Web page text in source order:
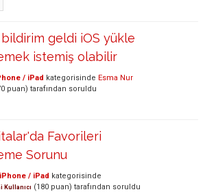
geldi iOS yükle
istemiş olabilir
/ iPad kategorisinde Esma Nur
puan) tarafından soruldu
Favorileri
Sorunu
iPhone / iPad kategorisinde
Kullanıcı (180 puan) tarafından soruldu